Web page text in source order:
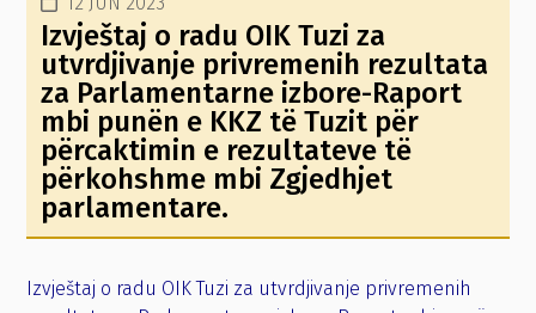
Izvještaj o radu OIK Tuzi za
utvrdjivanje privremenih rezultata
za Parlamentarne izbore-Raport
mbi punën e KKZ të Tuzit për
përcaktimin e rezultateve të
përkohshme mbi Zgjedhjet
parlamentare.
Izvještaj o radu OIK Tuzi za utvrdjivanje privremenih